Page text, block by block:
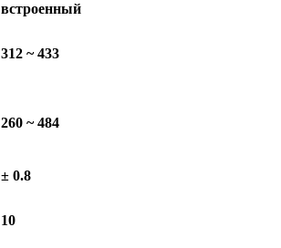
встроенный
312 ~ 433
260 ~ 484
± 0.8
10